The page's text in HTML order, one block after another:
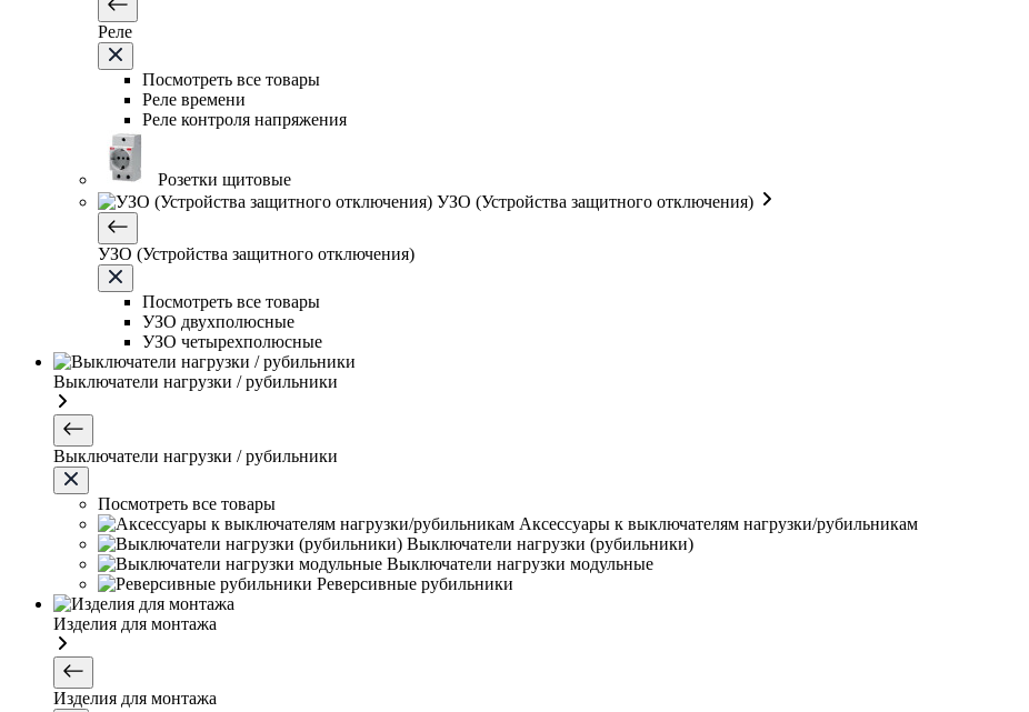
Реле
Посмотреть все товары
Реле времени
Реле контроля напряжения
Розетки щитовые
УЗО (Устройства защитного отключения)
УЗО (Устройства защитного отключения)
Посмотреть все товары
УЗО двухполюсные
УЗО четырехполюсные
Выключатели нагрузки / рубильники
Выключатели нагрузки / рубильники
Посмотреть все товары
Аксессуары к выключателям нагрузки/рубильникам
Выключатели нагрузки (рубильники)
Выключатели нагрузки модульные
Реверсивные рубильники
Изделия для монтажа
Изделия для монтажа